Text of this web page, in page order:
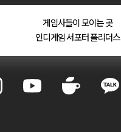
     게임사들이 모이는 곳
     인디게임 서포터 플리더스